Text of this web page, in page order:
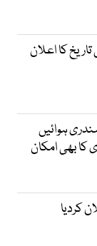
کا اعلان
ہوائیں
کا بھی امکان
کردیا